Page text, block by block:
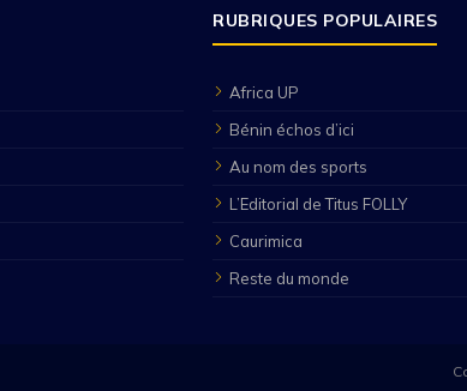
RUBRIQUES POPULAIRES
Africa UP
Bénin échos d’ici
Au nom des sports
L’Editorial de Titus FOLLY
Caurimica
Reste du monde